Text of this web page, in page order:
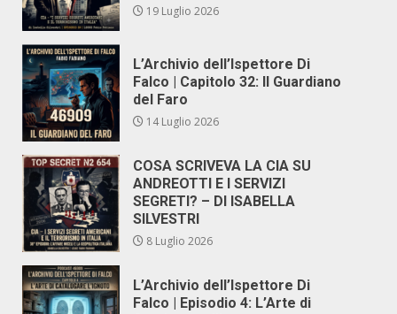
19 Luglio 2026
L’Archivio dell’Ispettore Di
Falco | Capitolo 32: Il Guardiano
del Faro
14 Luglio 2026
COSA SCRIVEVA LA CIA SU
ANDREOTTI E I SERVIZI
SEGRETI? – DI ISABELLA
SILVESTRI
8 Luglio 2026
L’Archivio dell’Ispettore Di
Falco | Episodio 4: L’Arte di